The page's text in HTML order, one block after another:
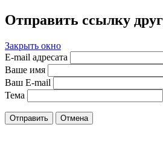
Отправить ссылку
Закрыть окно
E-mail адресата
Ваше имя
Ваш E-mail
Тема
Отправить Отмена